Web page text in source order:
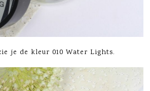
je de kleur 010 Water Lights.